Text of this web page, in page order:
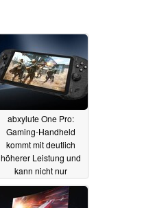
abxylute One Pro:
Gaming-Handheld
kommt mit deutlich
höherer Leistung und
kann nicht nur
emulieren15.03.2025